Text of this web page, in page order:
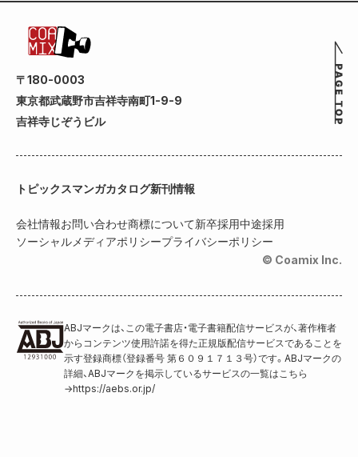
〒180-0003
東京都武蔵野市吉祥寺南町1-9-9
吉祥寺じぞうビル
トピックスマンガカタログ新刊情報
会社情報お問い合わせ商標について新卒採用中途採用
ソーシャルメディアポリシープライバシーポリシー
© Coamix Inc.
ABJマークは、この電子書店・電子書籍配信サービスが、著作権者
からコンテンツ使用許諾を得た正規版配信サービスであることを
示す登録商標（登録番号 第６０９１７１３号）です。ABJマークの
詳細、ABJマークを掲示しているサービスの一覧はこちら
→https://aebs.or.jp/